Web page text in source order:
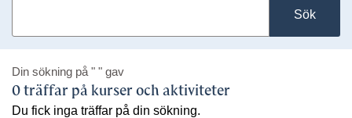
Sök
Din sökning på " " gav
0 träffar på kurser och aktiviteter
Du fick inga träffar på din sökning.